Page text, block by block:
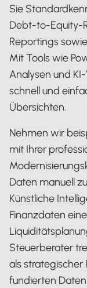
Sie
Debt-to-Equity-
Reportings
Mit Tools wie
Analysen und
schnell und
Übersichten.
Nehmen wir
mit Ihrer
Daten manuell
Künstliche
Finanzdaten
Steuerberater
als strategischer
fundierten